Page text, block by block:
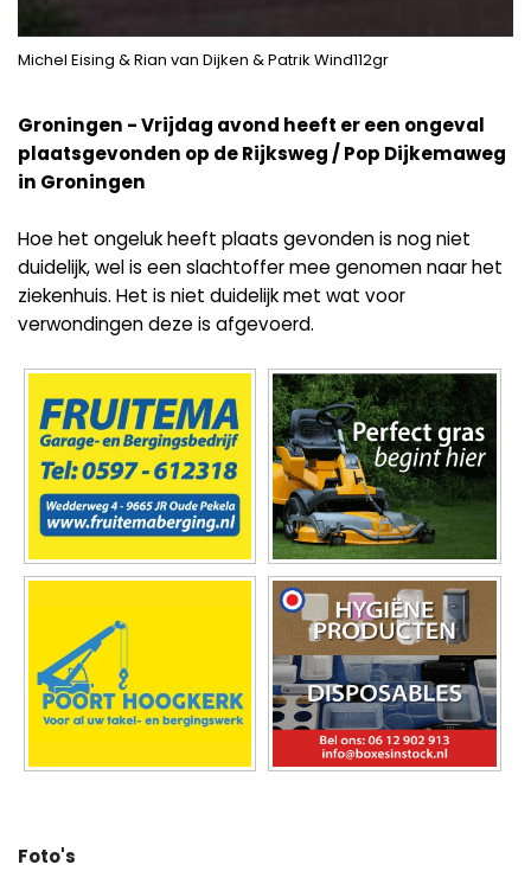
Michel Eising & Rian van Dijken & Patrik Wind112gr
Groningen - Vrijdag avond heeft er een ongeval
plaatsgevonden op de Rijksweg / Pop Dijkemaweg
in Groningen
Hoe het ongeluk heeft plaats gevonden is nog niet
duidelijk, wel is een slachtoffer mee genomen naar het
ziekenhuis. Het is niet duidelijk met wat voor
verwondingen deze is afgevoerd.
Foto's